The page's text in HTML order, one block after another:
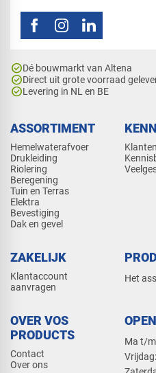
ASSORTIMENT
Hemelwaterafvoer
Drukleiding
Riolering
Beregening
Tuin en Terras
Elektra
Bevestiging
Dak en gevel
ZAKELIJK
Klantaccount
aanvragen
Het
OVER VOS
PRODUCTS
Contact
Over ons
Ma t/
check_circleDé bouwmarkt van Altena
check_circleDirect uit grote voorraad
check_circleLevering in NL en BE